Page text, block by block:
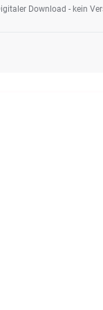
Download - kein